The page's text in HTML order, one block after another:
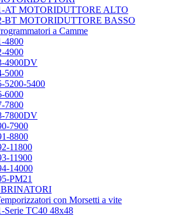
AT MOTORIDUTTORE ALTO
BT MOTORIDUTTORE BASSO
a Camme
4800
4900
4900DV
5000
5200-5400
6000
7800
7800DV
7900
8800
11800
11900
14000
PM21
con Morsetti a vite
Serie TC40 48x48